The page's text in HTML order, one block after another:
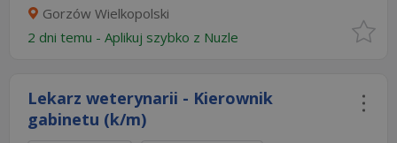
Gorzów Wielkopolski
2 dni temu - Aplikuj szybko z Nuzle
Lekarz weterynarii - Kierownik
gabinetu (k/m)